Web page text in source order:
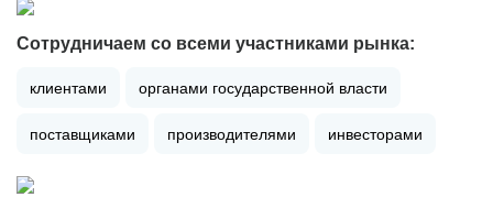
Сотрудничаем со всеми участниками рынка:
клиентами органами государственной власти
поставщиками производителями инвесторами